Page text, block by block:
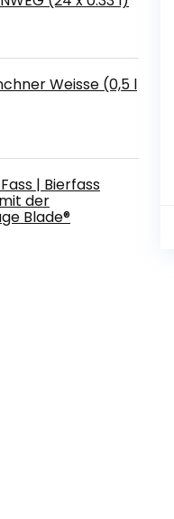
Weisse (0,5 l
| Bierfass
der
Blade®